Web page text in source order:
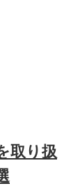
取り扱